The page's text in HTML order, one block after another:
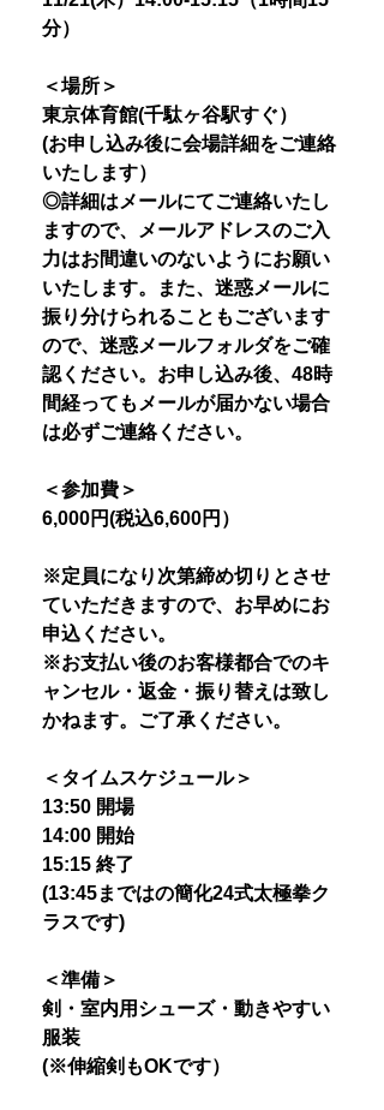
分）
＜場所＞
東京体育館(千駄ヶ谷駅すぐ）
(お申し込み後に会場詳細をご連絡
いたします）
◎詳細はメールにてご連絡いたし
ますので、メールアドレスのご入
力はお間違いのないようにお願い
いたします。また、迷惑メールに
振り分けられることもございます
ので、迷惑メールフォルダをご確
認ください。お申し込み後、48時
間経ってもメールが届かない場合
は必ずご連絡ください。
＜参加費＞
6,000円(税込6,600円）
※定員になり次第締め切りとさせ
ていただきますので、お早めにお
申込ください。
※お支払い後のお客様都合でのキ
ャンセル・返金・振り替えは致し
かねます。ご了承ください。
＜タイムスケジュール＞
13:50 開場
14:00 開始
15:15 終了
(13:45まではの簡化24式太極拳ク
ラスです)
＜準備＞
剣・室内用シューズ・動きやすい
服装
(※伸縮剣もOKです）